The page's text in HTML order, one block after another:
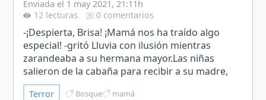
Enviada el 1 may 2021, 21:11h
12 lecturas
0 comentarios
-¡Despierta, Brisa! ¡Mamá nos ha traído algo
especial! -gritó Lluvia con ilusión mientras
zarandeaba a su hermana mayor.Las niñas
salieron de la cabaña para recibir a su madre,
quien cargaba un ciervo sobre su hombro. Con
las manos llenas de…
Terror Bosque mamá